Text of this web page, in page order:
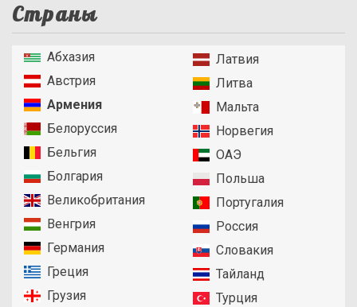
Страны
Абхазия
Австрия
Армения
Белоруссия
Бельгия
Болгария
Великобритания
Венгрия
Германия
Греция
Грузия
Латвия
Литва
Мальта
Норвегия
ОАЭ
Польша
Португалия
Россия
Словакия
Тайланд
Турция